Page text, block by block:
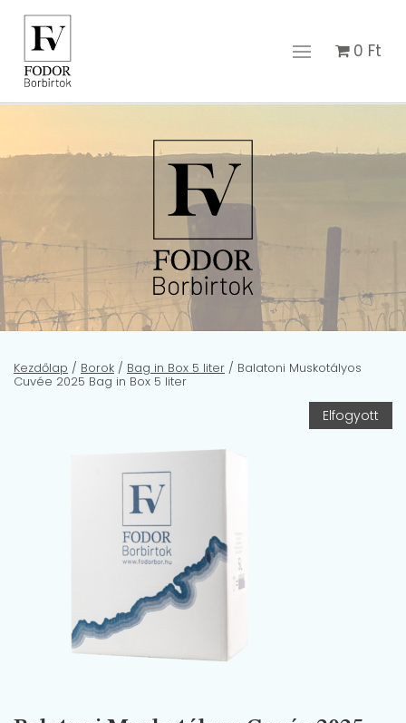
0 Ft
Kezdőlap / Borok / Bag in Box 5 liter / Balatoni Muskotályos
Cuvée 2025 Bag in Box 5 liter
Elfogyott